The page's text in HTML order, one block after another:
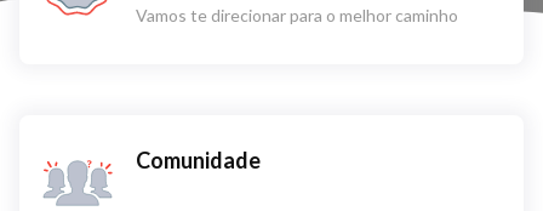
Vamos te direcionar para o melhor caminho
Comunidade